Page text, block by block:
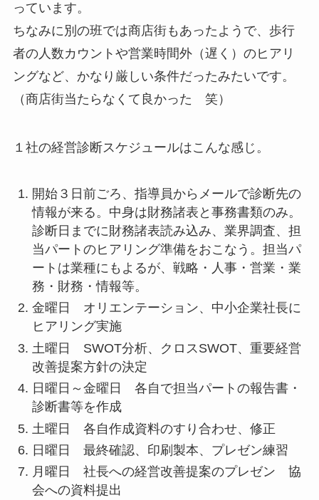
っています。
ちなみに別の班では商店街もあったようで、歩行
者の人数カウントや営業時間外（遅く）のヒアリ
ングなど、かなり厳しい条件だったみたいです。
（商店街当たらなくて良かった 笑）
１社の経営診断スケジュールはこんな感じ。
開始３日前ごろ、指導員からメールで診断先の
情報が来る。中身は財務諸表と事務書類のみ。
診断日までに財務諸表読み込み、業界調査、担
当パートのヒアリング準備をおこなう。担当パ
ートは業種にもよるが、戦略・人事・営業・業
務・財務・情報等。
金曜日 オリエンテーション、中小企業社長に
ヒアリング実施
土曜日 SWOT分析、クロスSWOT、重要経営
改善提案方針の決定
日曜日～金曜日 各自で担当パートの報告書・
診断書等を作成
土曜日 各自作成資料のすり合わせ、修正
日曜日 最終確認、印刷製本、プレゼン練習
月曜日 社長への経営改善提案のプレゼン 協
会への資料提出